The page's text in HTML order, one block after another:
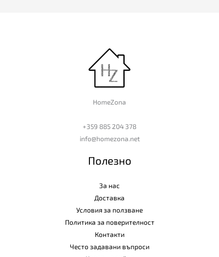
HomeZona
+359 885 204 378
info@homezona.net
Полезно
За нас
Доставка
Условия за ползване
Политика за поверителност
Контакти
Често задавани въпроси